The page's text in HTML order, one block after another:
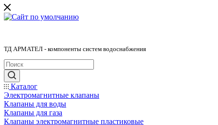
ТД АРМАТЕЛ - компоненты систем водоснабжения
Каталог
Электромагнитные клапаны
Клапаны для воды
Клапаны для газа
Клапаны электромагнитные пластиковые